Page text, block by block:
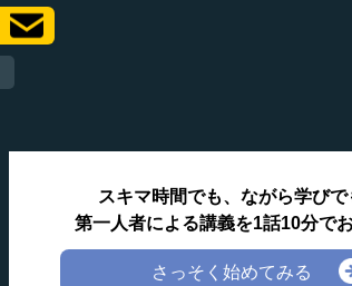
スキマ時間でも、ながら学びで
第一人者による講義を1話10分で
さっそく始めてみる